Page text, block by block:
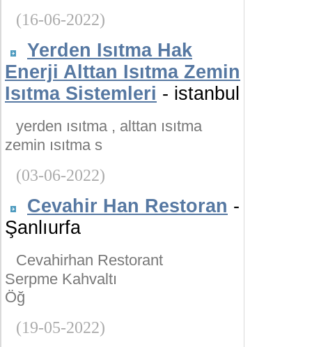
(16-06-2022)
Yerden Isıtma Hak
Enerji Alttan Isıtma Zemin
Isıtma Sistemleri - istanbul
yerden ısıtma , alttan ısıtma
zemin ısıtma s
(03-06-2022)
Cevahir Han Restoran -
Şanlıurfa
Cevahirhan Restorant
Serpme Kahvaltı
Öğ
(19-05-2022)